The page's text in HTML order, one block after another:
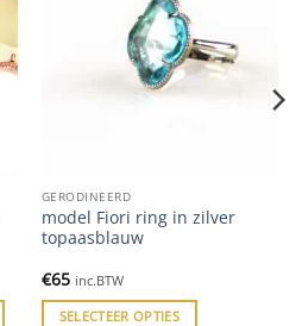
GERODINEERD
model Fiori ring in zilver
topaasblauw
€65 inc.BTW
SELECTEER OPTIES